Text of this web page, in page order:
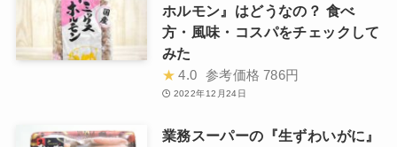
ホルモン』はどうなの？ 食べ
方・風味・コスパをチェックして
みた
★ 4.0 参考価格 786円
2022年12月24日
業務スーパーの『生ずわいがに』